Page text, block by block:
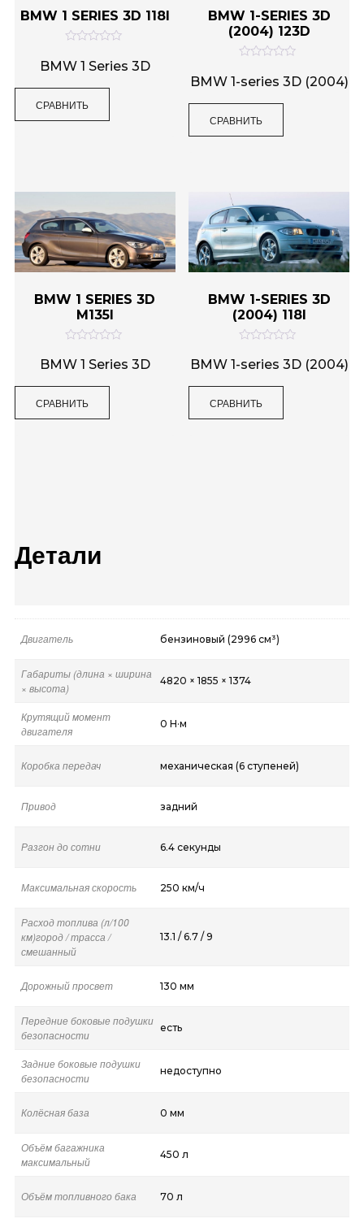
Детали
Двигатель бензиновый (2996 см³)
Габариты (длина × ширина
× высота)
4820 × 1855 × 1374
Крутящий момент
двигателя
0 Н·м
Коробка передач механическая (6 ступеней)
Привод задний
Разгон до сотни 6.4 секунды
Максимальная скорость 250 км/ч
Расход топлива (л/100
км)город / трасса /
смешанный
13.1 / 6.7 / 9
Дорожный просвет 130 мм
Передние боковые подушки
безопасности
есть
Задние боковые подушки
безопасности
недоступно
Колёсная база 0 мм
Объём багажника
максимальный
450 л
Объём топливного бака 70 л
BMW 1 SERIES 3D 118I
ц
е
а
BMW 1 Series 3D
СРАВНИТЬ
BMW 1-SERIES 3D
(2004) 123D
ц
е
а
BMW 1-series 3D (2004)
СРАВНИТЬ
BMW 1 SERIES 3D
M135I
ц
е
а
BMW 1 Series 3D
СРАВНИТЬ
BMW 1-SERIES 3D
(2004) 118I
ц
е
а
BMW 1-series 3D (2004)
СРАВНИТЬ